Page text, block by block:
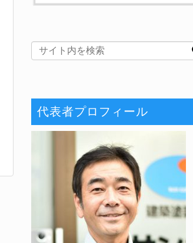
代表者プロフィール